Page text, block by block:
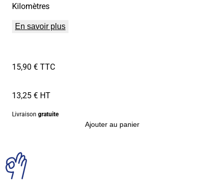
Kilomètres
En savoir plus
15,90 € TTC
13,25 € HT
Livraison gratuite
Ajouter au panier